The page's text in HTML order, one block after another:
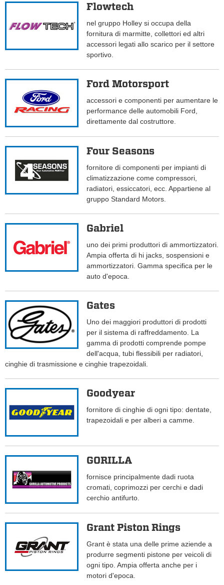
Flowtech
nel gruppo Holley si occupa della
fornitura di marmitte, collettori ed altri
accessori legati allo scarico per il settore
sportivo.
Ford Motorsport
accessori e componenti per aumentare le
performance delle automobili Ford,
direttamente dal costruttore.
Four Seasons
fornitore di componenti per impianti di
climatizzazione come compressori,
radiatori, essiccatori, ecc. Appartiene al
gruppo Standard Motors.
Gabriel
uno dei primi produttori di ammortizzatori.
Ampia offerta di hi jacks, sospensioni e
ammortizzatori. Gamma specifica per le
auto d'epoca.
Gates
Uno dei maggiori produttori di prodotti
per il sistema di raffreddamento. La
gamma di prodotti comprende pompe
dell'acqua, tubi flessibili per radiatori,
cinghie di trasmissione e cinghie trapezoidali.
Goodyear
fornitore di cinghie di ogni tipo: dentate,
trapezoidali e per alberi a camme.
GORILLA
fornisce principalmente dadi ruota
cromati, coprimozzi per cerchi e dadi
cerchio antifurto.
Grant Piston Rings
Grant è stata una delle prime aziende a
produrre segmenti pistone per veicoli di
ogni tipo. Ampia offerta anche per i
motori d'epoca.